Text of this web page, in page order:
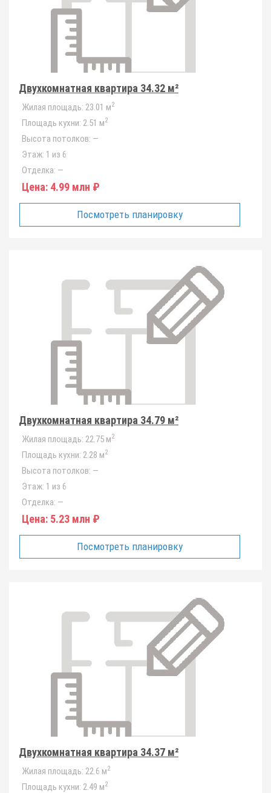
Двухкомнатная квартира 34.32 м²
Жилая площадь: 23.01 м2
Площадь кухни: 2.51 м2
Высота потолков: —
Этаж: 1 из 6
Отделка: —
Цена: 4.99 млн ₽
Посмотреть планировку
Двухкомнатная квартира 34.79 м²
Жилая площадь: 22.75 м2
Площадь кухни: 2.28 м2
Высота потолков: —
Этаж: 1 из 6
Отделка: —
Цена: 5.23 млн ₽
Посмотреть планировку
Двухкомнатная квартира 34.37 м²
Жилая площадь: 22.6 м2
Площадь кухни: 2.49 м2